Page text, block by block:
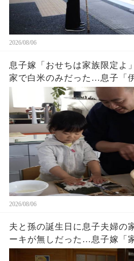
2026/08/06
息子嫁「おせちは家族限定よ
家で白米のみだった…息子「
夫「家に戻ろう」私「はい
ら300件の鬼電が…w
2026/08/06
夫と孫の誕生日に息子夫婦の
ーキが無しだった…息子嫁「
でしょ？w」夫「家に戻ろ